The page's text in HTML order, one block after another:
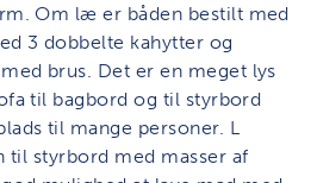
Om læ er båden bestilt med
3 dobbelte kahytter og
brus. Det er en meget lys
til bagbord og til styrbord
til mange personer. L
til styrbord med masser af